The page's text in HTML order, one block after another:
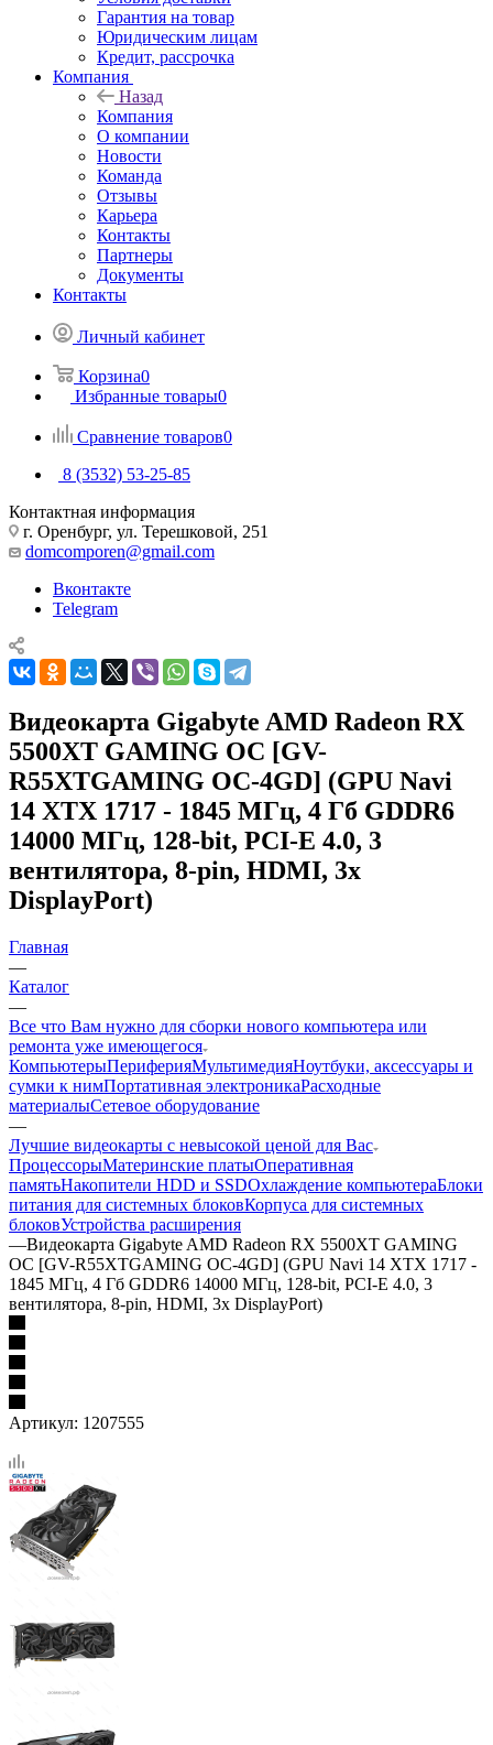
Гарантия на товар
Юридическим лицам
Кредит, рассрочка
Компания
Назад
Компания
О компании
Новости
Команда
Отзывы
Карьера
Контакты
Партнеры
Документы
Контакты
Личный кабинет
Корзина0
Избранные товары0
Сравнение товаров0
8 (3532) 53-25-85
Контактная информация
г. Оренбург, ул. Терешковой, 251
domcomporen@gmail.com
Вконтакте
Telegram
Видеокарта Gigabyte AMD Radeon RX
5500XT GAMING OC [GV-
R55XTGAMING OC-4GD] (GPU Navi
14 XTX 1717 - 1845 МГц, 4 Гб GDDR6
14000 МГц, 128-bit, PCI-E 4.0, 3
вентилятора, 8-pin, HDMI, 3x
DisplayPort)
Главная
—
Каталог
—
Все что Вам нужно для сборки нового компьютера или
ремонта уже имеющегося
КомпьютерыПериферияМультимедияНоутбуки, аксессуары и
сумки к нимПортативная электроникаРасходные
материалыСетевое оборудование
—
Лучшие видеокарты с невысокой ценой для Вас
ПроцессорыМатеринские платыОперативная
памятьНакопители HDD и SSDОхлаждение компьютераБлоки
питания для системных блоковКорпуса для системных
блоковУстройства расширения
—Видеокарта Gigabyte AMD Radeon RX 5500XT GAMING
OC [GV-R55XTGAMING OC-4GD] (GPU Navi 14 XTX 1717 -
1845 МГц, 4 Гб GDDR6 14000 МГц, 128-bit, PCI-E 4.0, 3
вентилятора, 8-pin, HDMI, 3x DisplayPort)
Артикул: 1207555